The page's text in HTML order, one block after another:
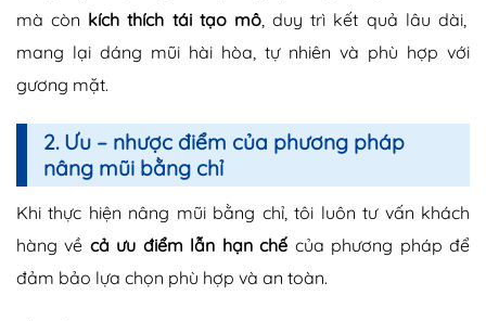
mà còn kích thích tái tạo mô, duy trì kết quả lâu dài,
mang lại dáng mũi hài hòa, tự nhiên và phù hợp với
gương mặt.
2. Ưu – nhược điểm của phương pháp
nâng mũi bằng chỉ
Khi thực hiện nâng mũi bằng chỉ, tôi luôn tư vấn khách
hàng về cả ưu điểm lẫn hạn chế của phương pháp để
đảm bảo lựa chọn phù hợp và an toàn.